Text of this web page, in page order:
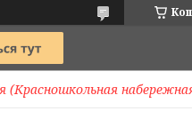
(Красношкольная